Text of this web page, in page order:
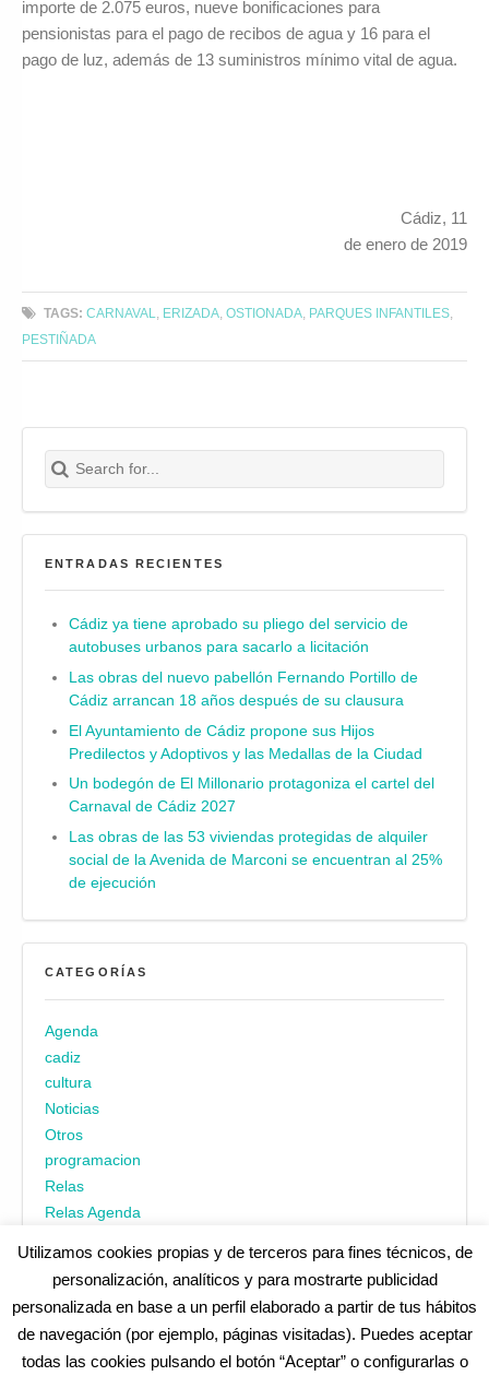
importe de 2.075 euros, nueve bonificaciones para
pensionistas para el pago de recibos de agua y 16 para el
pago de luz, además de 13 suministros mínimo vital de agua.
Cádiz, 11
de enero de 2019
TAGS: CARNAVAL ERIZADA ,OSTIONADA PARQUES INFANTILES
PESTIÑADA
Search for:
Buscar
ENTRADAS RECIENTES
Cádiz ya tiene aprobado su pliego del servicio de
autobuses urbanos para sacarlo a licitación
Las obras del nuevo pabellón Fernando Portillo de
Cádiz arrancan 18 años después de su clausura
El Ayuntamiento de Cádiz propone sus Hijos
Predilectos y Adoptivos y las Medallas de la Ciudad
Un bodegón de El Millonario protagoniza el cartel del
Carnaval de Cádiz 2027
Las obras de las 53 viviendas protegidas de alquiler
social de la Avenida de Marconi se encuentran al 25%
de ejecución
CATEGORÍAS
Agenda
cadiz
cultura
Noticias
Otros
programacion
Relas
Relas Agenda
¿No encuentras alguna cosa? Echa un vistazo encadiz.es|
Utilizamos cookies propias y de terceros para fines técnicos, de
personalización, analíticos y para mostrarte publicidad
personalizada en base a un perfil elaborado a partir de tus hábitos
de navegación (por ejemplo, páginas visitadas). Puedes aceptar
todas las cookies pulsando el botón “Aceptar” o configurarlas o